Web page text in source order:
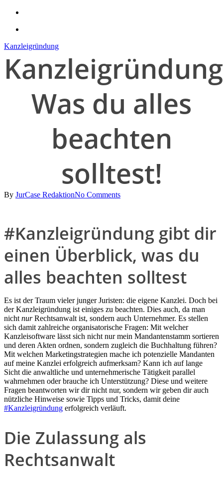
Kanzleigründung
Was du alles
beachten
solltest!
By JurCase RedaktionNo Comments
#Kanzleigründung gibt dir
einen Überblick, was du
alles beachten solltest
Es ist der Traum vieler junger Juristen: die eigene Kanzlei. Doch bei
der Kanzleigründung ist einiges zu beachten. Dies auch, da man
nicht nurRechtsanwalt ist, sondern auch Unternehmer. Es stellen
sich damit zahlreiche organisatorische Fragen: Mit welcher
Kanzleisoftware lässt sich nicht nur mein Mandantenstamm sortieren
und deren Akten ordnen, sondern zugleich die Buchhaltung führen?
Mit welchen Marketingstrategien mache ich potenzielle Mandanten
auf meine Kanzlei erfolgreich aufmerksam? Kann ich auf lange
Sicht die anwaltliche und unternehmerische Tätigkeit parallel
wahrnehmen oder brauche ich Unterstützung? Diese und weitere
Fragen beantworten wir dir nicht nur, sondern wir geben dir auch
nützliche Hinweise sowie Tipps und Tricks, damit deine
#Kanzleigründung erfolgreich verläuft.
Die Zulassung als
Rechtsanwalt